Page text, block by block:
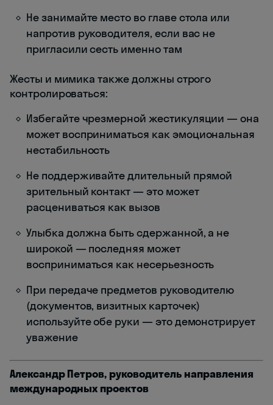
Не занимайте место во главе стола или
напротив руководителя, если вас не
пригласили сесть именно там
Жесты и мимика также должны строго
контролироваться:
Избегайте чрезмерной жестикуляции — она
может восприниматься как эмоциональная
нестабильность
Не поддерживайте длительный прямой
зрительный контакт — это может
расцениваться как вызов
Улыбка должна быть сдержанной, а не
широкой — последняя может
восприниматься как несерьезность
При передаче предметов руководителю
(документов, визитных карточек)
используйте обе руки — это демонстрирует
уважение
Александр Петров, руководитель направления
международных проектов